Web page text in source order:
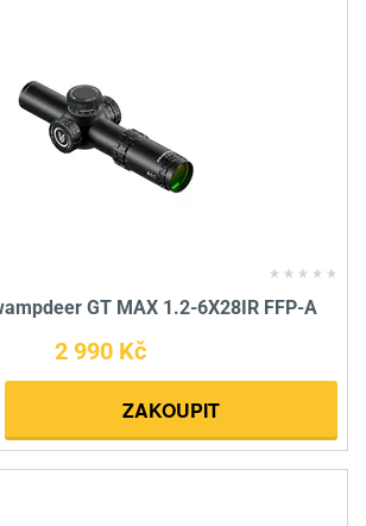
GT MAX 1.2-6X28IR FFP-A
2 990 Kč
ZAKOUPIT